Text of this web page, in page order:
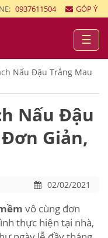
0937611504 GÓP Ý
☰
Nấu Đậu Trắng Mau
Nấu Đậu
Giản,
02/02/2021
vô cùng đơn
thực hiện tại nhà,